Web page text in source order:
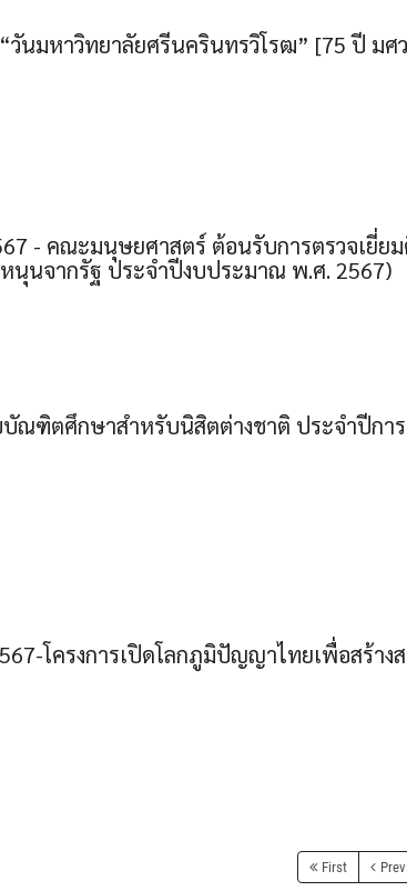
วันมหาวิทยาลัยศรีนครินทรวิโรฒ” [75 ปี มศ
- คณะมนุษยศาสตร์ ต้อนรับการตรวจเยี่ย
นุนจากรัฐ ประจำปีงบประมาณ พ.ศ. 2567)
ณฑิตศึกษาสำหรับนิสิตต่างชาติ ประจำปีกา
โครงการเปิดโลกภูมิปัญญาไทยเพื่อสร้าง
First